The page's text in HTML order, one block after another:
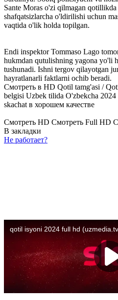
Sante Moras o'zi qilmagan
shafqatsizlarcha o'ldirilishi uchun
vaqtida o'lik holda topilgan.
Endi inspektor Tommaso Lago
hukmdan qutulishning yagona yo'li
tushunadi. Ishni tergov qilayotgan
hayratlanarli faktlarni ochib beradi.
Смотреть в HD Qotil tamg'asi /
belgisi Uzbek tilida O'zbekcha
skachat в хорошем качестве
Смотреть HD Смотреть Full HD
В закладки
Не работает?